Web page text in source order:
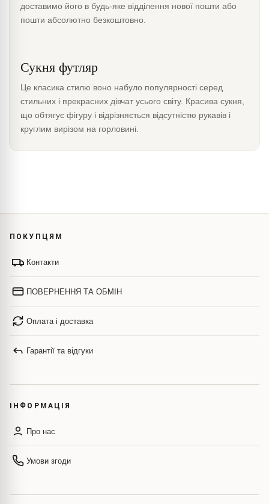
доставимо його в будь-яке відділення нової пошти або
пошти абсолютно безкоштовно.
Сукня футляр
Це класика стилю воно набуло популярності серед
стильних і прекрасних дівчат усього світу. Красива сукня,
що обтягує фігуру і відрізняється відсутністю рукавів і
круглим вирізом на горловині.
ПОКУПЦЯМ
Контакти
ПОВЕРНЕННЯ ТА ОБМІН
Оплата і доставка
Гарантії та відгуки
ІНФОРМАЦІЯ
Про нас
Умови згоди